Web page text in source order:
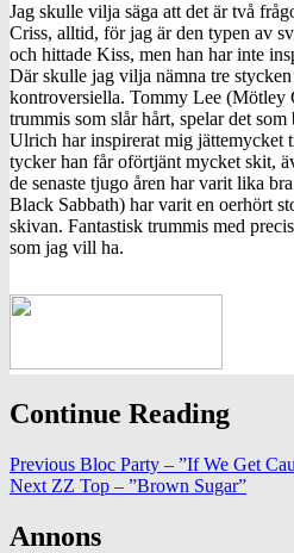
Jag skulle vilja säga att det är två
Criss, alltid, för jag är den typen av
och hittade Kiss, men han har inte
Där skulle jag vilja nämna tre
kontroversiella. Tommy Lee (Mötley
trummis som slår hårt, spelar det
Ulrich har inspirerat mig jättemycket
tycker han får oförtjänt mycket skit,
de senaste tjugo åren har varit lika
Black Sabbath) har varit en oerhört
skivan. Fantastisk trummis med
som jag vill ha.
Continue Reading
Previous Bloc Party – ”If We Get
Next ZZ Top – ”Brown Sugar”
Annons